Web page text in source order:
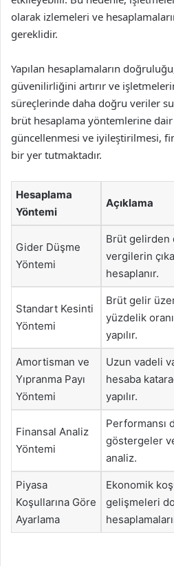
olarak izlemeleri ve
gereklidir.
Yapılan hesaplamaların
güvenilirliğini artırır ve
süreçlerinde daha doğru veriler
brüt hesaplama yöntemlerine
güncellenmesi ve iyileştirilmesi,
bir yer tutmaktadır.
Hesaplama
Yöntemi
Açıklama
Gider Düşme
Yöntemi
Brüt gelirden
vergilerin
hesaplanır.
Standart Kesinti
Yöntemi
Brüt gelir
yüzdelik
yapılır.
Amortisman ve
Yıpranma Payı
Yöntemi
Uzun vadeli
hesaba
yapılır.
Finansal Analiz
Yöntemi
Performansı
göstergeler
analiz.
Piyasa
Koşullarına Göre
Ayarlama
Ekonomik
gelişmeleri